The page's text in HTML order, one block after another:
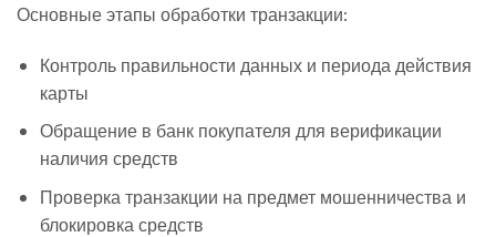
Основные этапы обработки транзакции:
Контроль правильности данных и периода действия
карты
Обращение в банк покупателя для верификации
наличия средств
Проверка транзакции на предмет мошенничества и
блокировка средств